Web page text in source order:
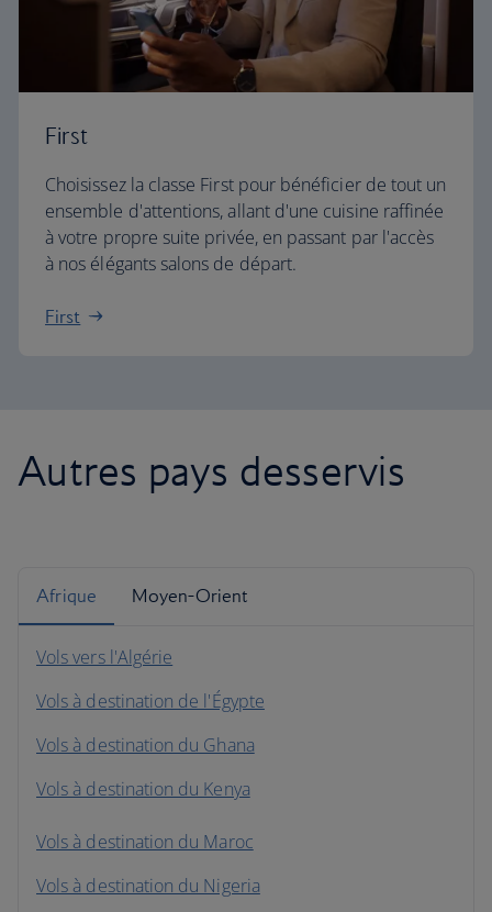
First
Choisissez la classe First pour bénéficier de tout un
ensemble d'attentions, allant d'une cuisine raffinée
à votre propre suite privée, en passant par l'accès
à nos élégants salons de départ.
First
Autres pays desservis
Afrique Moyen-Orient
Vols vers l'Algérie
Vols à destination de l'Égypte
Vols à destination du Ghana
Vols à destination du Kenya
Vols à destination du Maroc
Vols à destination du Nigeria